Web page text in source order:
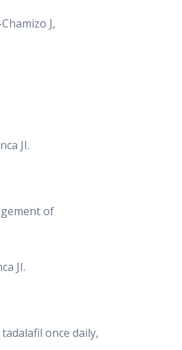
J,
JI.
of
JI.
once daily,